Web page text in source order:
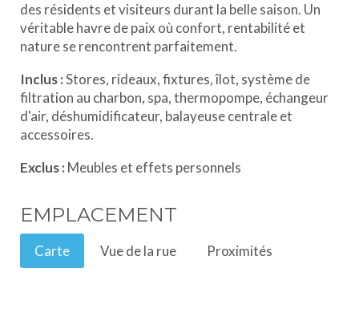
des résidents et visiteurs durant la belle saison. Un
véritable havre de paix où confort, rentabilité et
nature se rencontrent parfaitement.
Inclus :Stores, rideaux, fixtures, îlot, système de
filtration au charbon, spa, thermopompe, échangeur
d'air, déshumidificateur, balayeuse centrale et
accessoires.
Exclus : Meubles et effets personnels
EMPLACEMENT
Carte Vue de la rue Proximités